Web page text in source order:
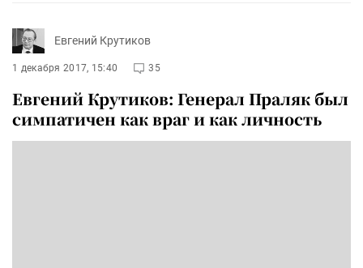
Евгений Крутиков
1 декабря 2017, 15:40 35
Евгений Крутиков: Генерал Праляк был
симпатичен как враг и как личность